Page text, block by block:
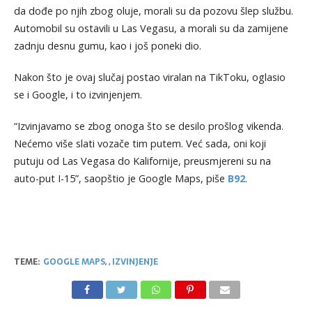
da dođe po njih zbog oluje, morali su da pozovu šlep službu.
Automobil su ostavili u Las Vegasu, a morali su da zamijene
zadnju desnu gumu, kao i još poneki dio.
Nakon što je ovaj slučaj postao viralan na TikToku, oglasio
se i Google, i to izvinjenjem.
“Izvinjavamo se zbog onoga što se desilo prošlog vikenda.
Nećemo više slati vozače tim putem. Već sada, oni koji
putuju od Las Vegasa do Kalifornije, preusmjereni su na
auto-put I-15”, saopštio je Google Maps, piše B92.
TEME: GOOGLE MAPS,, IZVINJENJE